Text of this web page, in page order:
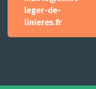
leger-de-
linieres.fr